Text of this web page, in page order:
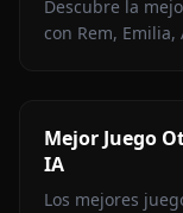
Descubre la
con Rem,
Mejor Juego
IA
Los mejores